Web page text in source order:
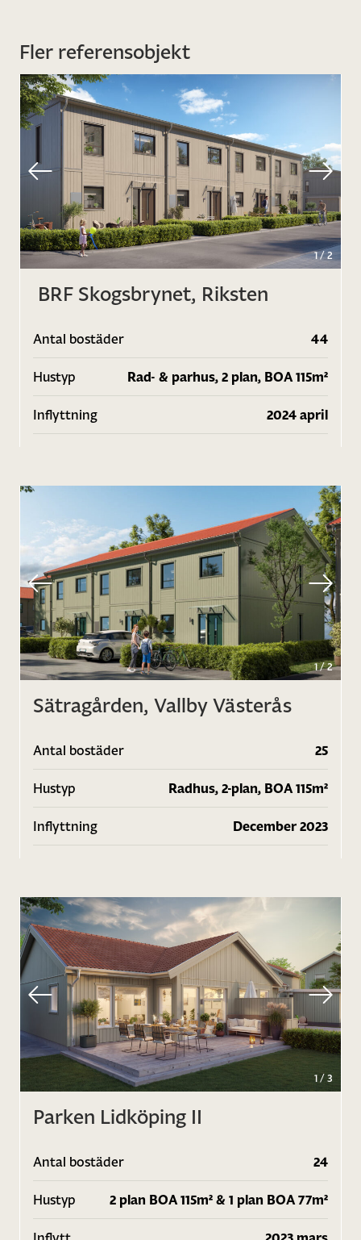
Fler referensobjekt
1/2
BRF Skogsbrynet, Riksten
Antal bostäder 44
Hustyp Rad- & parhus, 2 plan, BOA 115m²
Inflyttning 2024 april
1/2
Sätragården, Vallby Västerås
Antal bostäder 25
Hustyp Radhus, 2-plan, BOA 115m²
Inflyttning December 2023
1/3
Parken Lidköping II
Antal bostäder 24
Hustyp 2 plan BOA 115m² & 1 plan BOA 77m²